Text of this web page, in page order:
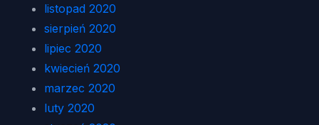
listopad 2020
sierpień 2020
lipiec 2020
kwiecień 2020
marzec 2020
luty 2020